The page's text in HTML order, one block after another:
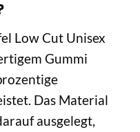
Low Cut Unisex
Gummi
Das Material
ausgelegt,